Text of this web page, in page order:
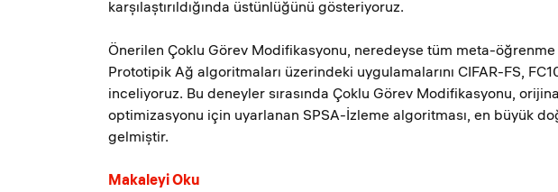
karşılaştırıldığında üstünlüğünü gösteriyoruz.
Önerilen Çoklu Görev Modifikasyonu, neredeyse tüm meta-
Prototipik Ağ algoritmaları üzerindeki uygulamalarını CIFAR-FS,
inceliyoruz. Bu deneyler sırasında Çoklu Görev Modifikasyonu,
optimizasyonu için uyarlanan SPSA-İzleme algoritması, en büyük
gelmiştir.
Makaleyi Oku